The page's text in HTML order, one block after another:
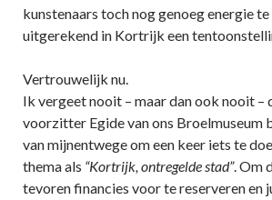
kunstenaars toch nog genoeg energie
uitgerekend in Kortrijk een
Vertrouwelijk nu.
Ik vergeet nooit – maar dan ook nooit –
voorzitter Egide van ons Broelmuseum
van mijnentwege om een keer iets te
thema als “Kortrijk, ontregelde stad”. Om
tevoren financies voor te reserveren en